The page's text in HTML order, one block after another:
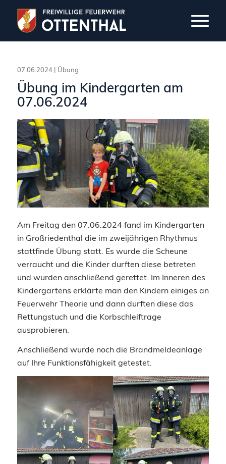
07.06.2024 | Übung
Übung im Kindergarten am
07.06.2024
Am Freitag den 07.06.2024 fand im Kindergarten
in Großriedenthal die im zweijährigen Rhythmus
stattfinde Übung statt. Es wurde die Scheune
verraucht und die Kinder durften diese betreten
und wurden anschließend gerettet. Im Inneren des
Kindergartens erklärte man den Kindern einiges an
Feuerwehr Theorie und dann durften diese das
Rettungstuch und die Korbschleiftrage
ausprobieren.
Anschließend wurde noch die Brandmeldeanlage
auf Ihre Funktionsfähigkeit getestet.